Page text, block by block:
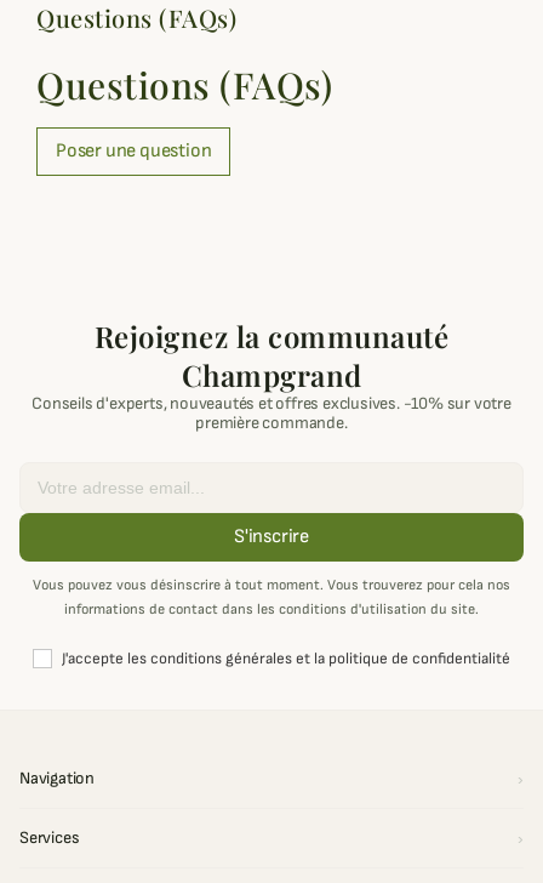
Questions (FAQs)
Questions (FAQs)
Poser une question
Rejoignez la communauté
Champgrand
Conseils d'experts, nouveautés et offres exclusives. -10% sur votre
première commande.
S'inscrire
Vous pouvez vous désinscrire à tout moment. Vous trouverez pour cela nos
informations de contact dans les conditions d'utilisation du site.
J'accepte les conditions générales et la politique de confidentialité
Navigation
Services